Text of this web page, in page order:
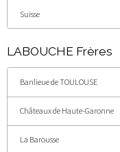
Suisse
LABOUCHE Frères
Banlieue de TOULOUSE
Châteaux de Haute-Garonne
La Barousse